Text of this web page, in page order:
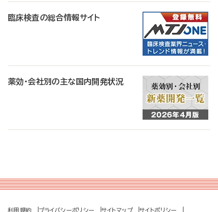
臨床検査の総合情報サイト
薬効・会社別の主な国内開発状況
利用規約 プライバシーポリシー サイトマップ サイトポリシー